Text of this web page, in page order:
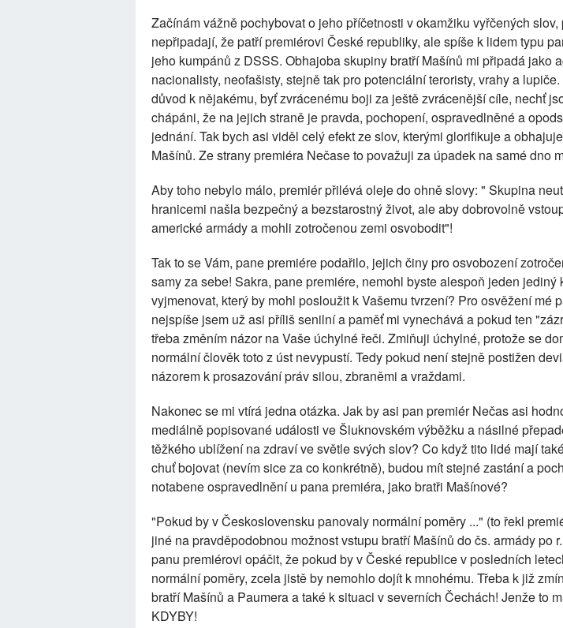
Začínám vážně pochybovat o jeho příčetnosti v okamžiku vyřčených slov,
nepřipadají, že patří premiérovi České republiky, ale spíše k lidem typu
jeho kumpánů z DSSS. Obhajoba skupiny bratří Mašínů mi připadá jako
nacionalisty, neofašisty, stejně tak pro potenciální teroristy, vrahy a
důvod k nějakému, byť zvrácenému boji za ještě zvrácenější cíle, nechť
chápáni, že na jejich straně je pravda, pochopení, ospravedlněné a
jednání. Tak bych asi viděl celý efekt ze slov, kterými glorifikuje a
Mašínů. Ze strany premiéra Nečase to považuji za úpadek na samé dno
Aby toho nebylo málo, premiér přilévá oleje do ohně slovy: " Skupina
hranicemi našla bezpečný a bezstarostný život, ale aby dobrovolně
americké armády a mohli zotročenou zemi osvobodit"!
Tak to se Vám, pane premiére podařilo, jejich činy pro osvobození
samy za sebe! Sakra, pane premiére, nemohl byste alespoň jeden jediný
vyjmenovat, který by mohl posloužit k Vašemu tvrzení? Pro osvěžení mé
nejspíše jsem už asi příliš senilní a paměť mi vynechává a pokud ten
třeba změním názor na Vaše úchylné řeči. Zmiňuji úchylné, protože se
normální člověk toto z úst nevypustí. Tedy pokud není stejně postižen
názorem k prosazování práv silou, zbraněmi a vraždami.
Nakonec se mi vtírá jedna otázka. Jak by asi pan premiér Nečas asi
mediálně popisované události ve Šluknovském výběžku a násilné
těžkého ublížení na zdraví ve světle svých slov? Co když tito lidé mají
chuť bojovat (nevím sice za co konkrétně), budou mít stejné zastání a
notabene ospravedlnění u pana premiéra, jako bratři Mašínové?
"Pokud by v Československu panovaly normální poměry ..." (to řekl
jiné na pravděpodobnou možnost vstupu bratří Mašínů do čs. armády po
panu premiérovi opáčit, že pokud by v České republice v posledních
normální poměry, zcela jistě by nemohlo dojít k mnohému. Třeba k již
bratří Mašínů a Paumera a také k situaci v severních Čechách! Jenže to
KDYBY!